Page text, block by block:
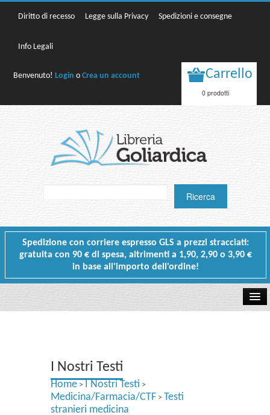
Diritto di recesso Legge sulla Privacy Spedizioni e consegne
Info Legali
Benvenuto!Login oCrea un account Carrello
0 prodotti
Spedizione con corriere espresso GLS a prezzi stracciati:
gratuita con 90 € di spesa, altrimenti a 1,90, 2,90 o 3,90 €
in base all'importo dell'ordine!
Testi scolastici
I Nostri Testi
Home > I Nostri Testi >
Medicina/Farmacia/CTF > Testi
stranieri medicina